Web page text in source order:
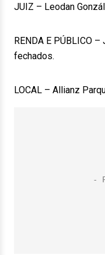
JUIZ – Leodan
RENDA E PÚBLICO
fechados.
LOCAL – Allianz